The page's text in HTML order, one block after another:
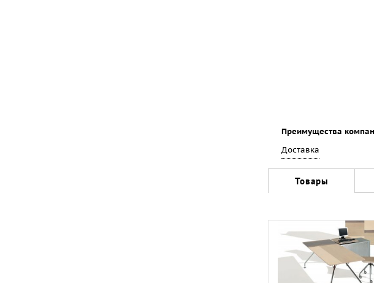
Преимущества
Доставка
Товары